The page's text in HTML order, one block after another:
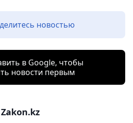
новостью
в Google, чтобы
новости первым